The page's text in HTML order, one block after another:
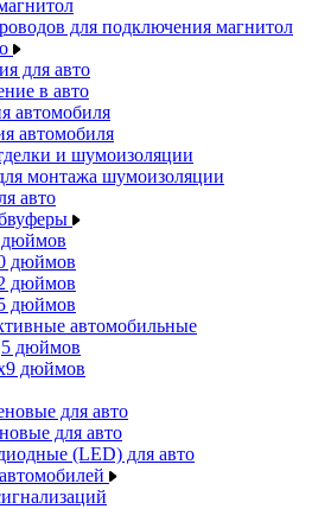
для подключения магнитол
для авто
в авто
автомобиля
автомобиля
и шумоизоляции
монтажа шумоизоляции
авто
дюймов
дюймов
дюймов
автомобильные
дюймов
дюймов
для авто
для авто
(LED) для авто